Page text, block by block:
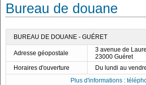
Bureau de douane
BUREAU DE DOUANE - GUÉRET
Adresse géopostale
3 avenue de Laure
23000 Guéret
Horaires d'ouverture
Du lundi au
Plus d'informations :